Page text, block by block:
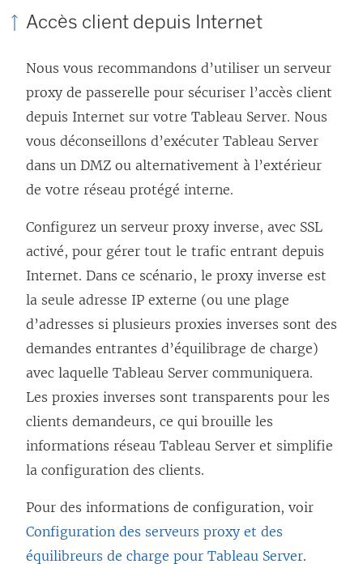
Accès client depuis Internet
Nous vous recommandons d’utiliser un serveur
proxy de passerelle pour sécuriser l’accès client
depuis Internet sur votre Tableau Server. Nous
vous déconseillons d’exécuter Tableau Server
dans un DMZ ou alternativement à l’extérieur
de votre réseau protégé interne.
Configurez un serveur proxy inverse, avec SSL
activé, pour gérer tout le trafic entrant depuis
Internet. Dans ce scénario, le proxy inverse est
la seule adresse IP externe (ou une plage
d’adresses si plusieurs proxies inverses sont des
demandes entrantes d’équilibrage de charge)
avec laquelle Tableau Server communiquera.
Les proxies inverses sont transparents pour les
clients demandeurs, ce qui brouille les
informations réseau Tableau Server et simplifie
la configuration des clients.
Pour des informations de configuration, voir
Configuration des serveurs proxy et des
équilibreurs de charge pour Tableau Server.